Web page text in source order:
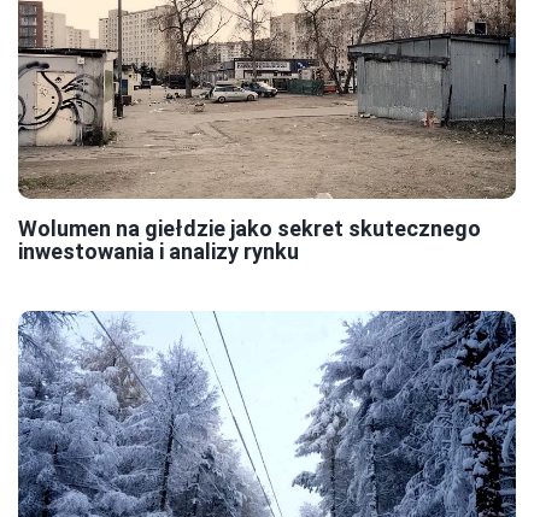
Wolumen na giełdzie jako sekret skutecznego
inwestowania i analizy rynku